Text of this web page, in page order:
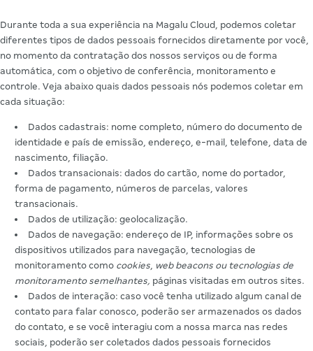
Durante toda a sua experiência na Magalu Cloud, podemos coletar
diferentes tipos de dados pessoais fornecidos diretamente por você,
no momento da contratação dos nossos serviços ou de forma
automática, com o objetivo de conferência, monitoramento e
controle. Veja abaixo quais dados pessoais nós podemos coletar em
cada situação:
Dados cadastrais: nome completo, número do documento de
identidade e país de emissão, endereço, e-mail, telefone, data de
nascimento, filiação.
Dados transacionais: dados do cartão, nome do portador,
forma de pagamento, números de parcelas, valores
transacionais.
Dados de utilização: geolocalização.
Dados de navegação: endereço de IP, informações sobre os
dispositivos utilizados para navegação, tecnologias de
monitoramento como cookies web beacons ou tecnologias de
monitoramento semelhantes, páginas visitadas em outros sites.
Dados de interação: caso você tenha utilizado algum canal de
contato para falar conosco, poderão ser armazenados os dados
do contato, e se você interagiu com a nossa marca nas redes
sociais, poderão ser coletados dados pessoais fornecidos